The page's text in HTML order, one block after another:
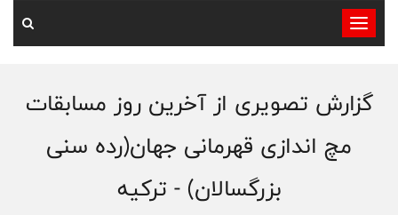
-
-
-
گزارش تصویری از آخرین روز مسابقات
مچ اندازی قهرمانی جهان(رده سنی
بزرگسالان) - ترکیه